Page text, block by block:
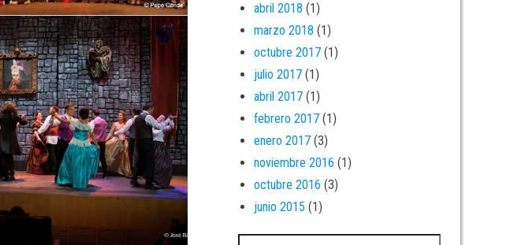
abril 2018 (1)
marzo 2018 (1)
octubre 2017(1)
julio 2017(1)
abril 2017(1)
febrero 2017(1)
enero 2017(3)
noviembre 2016 (1)
octubre 2016 (3)
junio 2015 (1)